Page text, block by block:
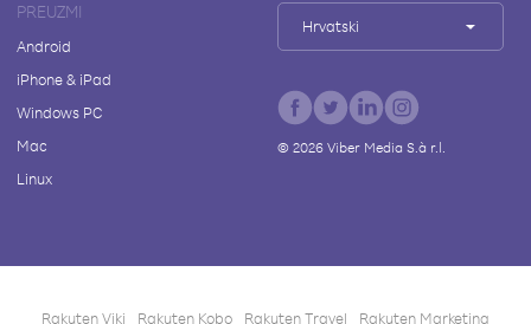
PREUZMI
Android
iPhone & iPad
Windows PC
Mac
Linux
Hrvatski
© 2026Viber Media S.à r.l.
Rakuten Viki Rakuten Kobo Rakuten Travel Rakuten Marketing